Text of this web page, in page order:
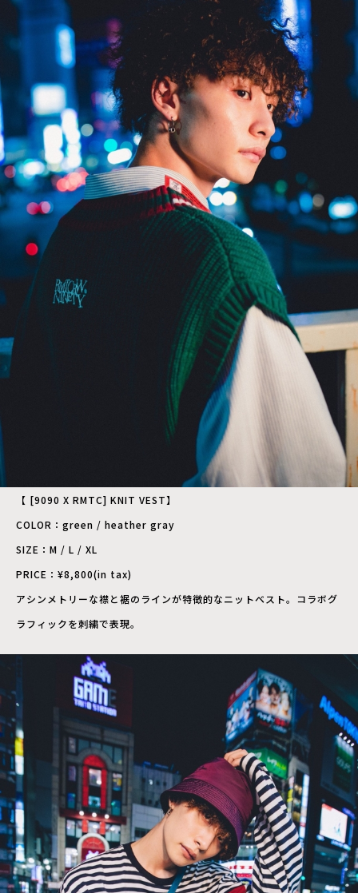
【 [9090 X RMTC] KNIT VEST】
COLOR：green / heather gray
SIZE：M / L / XL
PRICE：¥8,800(in tax)
アシンメトリーな襟と裾のラインが特徴的なニットベスト。コラボグ
ラフィックを刺繍で表現。